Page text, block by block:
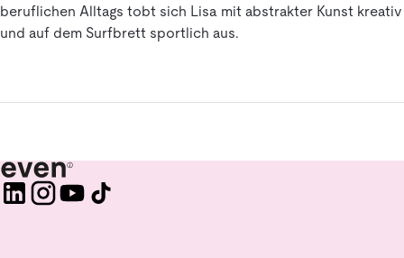
beruflichen Alltags tobt sich Lisa mit abstrakter Kunst kreativ
und auf dem Surfbrett sportlich aus.